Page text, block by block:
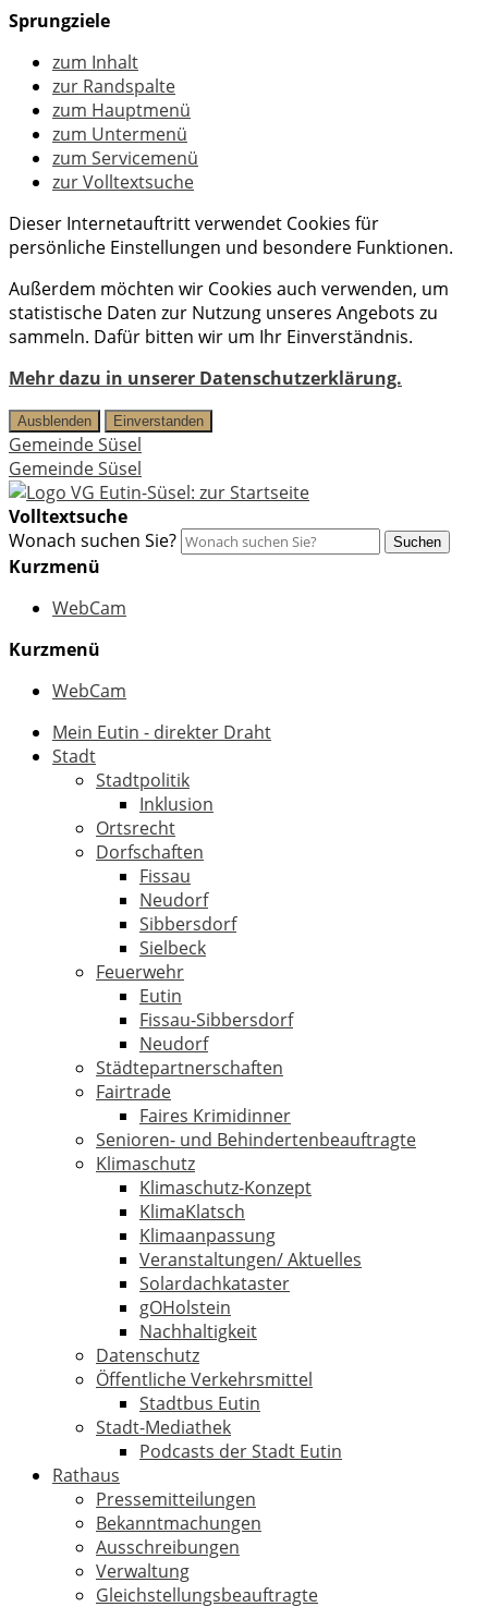
Sprungziele
zum Inhalt
zur Randspalte
zum Hauptmenü
zum Untermenü
zum Servicemenü
zur Volltextsuche
Dieser Internetauftritt verwendet Cookies für
persönliche Einstellungen und besondere Funktionen.
Außerdem möchten wir Cookies auch verwenden, um
statistische Daten zur Nutzung unseres Angebots zu
sammeln. Dafür bitten wir um Ihr Einverständnis.
Mehr dazu in unserer Datenschutzerklärung.
Ausblenden Einverstanden
Gemeinde Süsel
Gemeinde Süsel
Volltextsuche
Wonach suchen Sie?
Suchen
Kurzmenü
WebCam
Kurzmenü
WebCam
Mein Eutin - direkter Draht
Stadt
Stadtpolitik
Inklusion
Ortsrecht
Dorfschaften
Fissau
Neudorf
Sibbersdorf
Sielbeck
Feuerwehr
Eutin
Fissau-Sibbersdorf
Neudorf
Städtepartnerschaften
Fairtrade
Faires Krimidinner
Senioren- und Behindertenbeauftragte
Klimaschutz
Klimaschutz-Konzept
KlimaKlatsch
Klimaanpassung
Veranstaltungen/ Aktuelles
Solardachkataster
gOHolstein
Nachhaltigkeit
Datenschutz
Öffentliche Verkehrsmittel
Stadtbus Eutin
Stadt-Mediathek
Podcasts der Stadt Eutin
Rathaus
Pressemitteilungen
Bekanntmachungen
Ausschreibungen
Verwaltung
Gleichstellungsbeauftragte